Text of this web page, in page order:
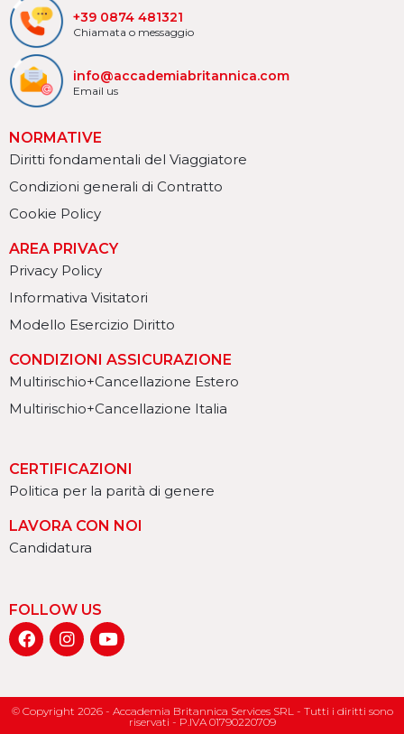
+39 0874 481321
Chiamata o messaggio
info@accademiabritannica.com
Email us
NORMATIVE
Diritti fondamentali del Viaggiatore
Condizioni generali di Contratto
Cookie Policy
AREA PRIVACY
Privacy Policy
Informativa Visitatori
Modello Esercizio Diritto
CONDIZIONI ASSICURAZIONE
Multirischio+Cancellazione Estero
Multirischio+Cancellazione Italia
CERTIFICAZIONI
Politica per la parità di genere
LAVORA CON NOI
Candidatura
FOLLOW US
© Copyright 2026 - Accademia Britannica Services SRL - Tutti i diritti sono
riservati - P.IVA 01790220709